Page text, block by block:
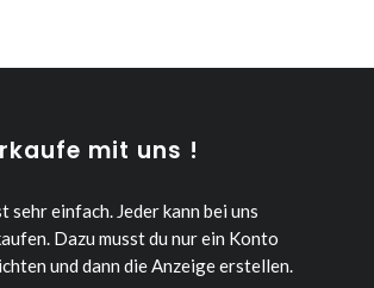
mit uns !
sehr einfach. Jeder kann bei uns
Dazu musst du nur ein Konto
und dann die Anzeige erstellen.